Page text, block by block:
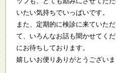
いたい気持ちでいっぱいです。
また、定期的に検診に来ていた
て、いろんなお話も聞かせてく
にお待ちしております。
嬉しいお便りありがとうござい